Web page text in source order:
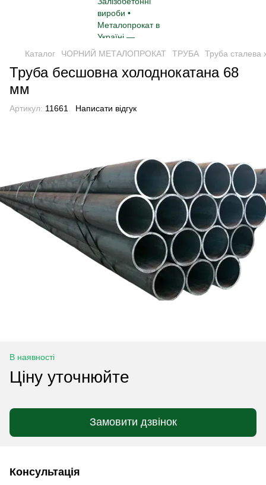
Каталог ЧОРНИЙ МЕТАЛОПРОКАТ ТРУБА Труба сталева
Труба бесшовна холоднокатана 68
мм
Артикул: 11661 Написати відгук
В наявності
Ціну уточнюйте
Замовити дзвінок
Консультація